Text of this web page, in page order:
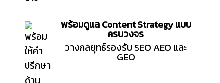
พร้อมดูแล Content Strategy แบบ
ครบวงจร
วางกลยุทธ์รองรับ SEO AEO และ
GEO